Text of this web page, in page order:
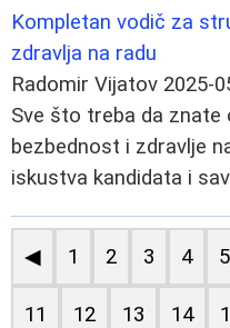
Kompletan vodič za
zdravlja na radu
Radomir Vijatov 2025-
Sve što treba da
bezbednost i zdravlje
iskustva kandidata i
◀ 1 2 3 4 5
11 12 13 14